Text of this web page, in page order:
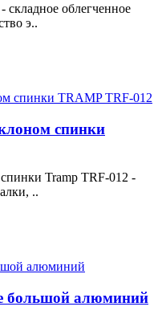
облегченное
э..
спинки
Tramp TRF-012 -
..
большой алюминий